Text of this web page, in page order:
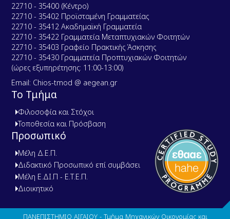
22710 - 35400 (Κέντρο)
22710 - 35402 Προϊσταμένη Γραμματείας
22710 - 35412 Ακαδημαϊκή Γραμματεία
22710 - 35422 Γραμματεία Μεταπτυχιακών Φοιτητών
22710 - 35403 Γραφείο Πρακτικής Άσκησης
22710 - 35430 Γραμματεία Προπτυχιακών Φοιτητών
(ώρες εξυπηρέτησης: 11:00-13:00)
Email: Chios-tmod @ aegean.gr
Το Τμήμα
Φιλοσοφία και Στόχοι
Τοποθεσία και Πρόσβαση
Προσωπικό
Μέλη Δ.Ε.Π.
Διδακτικό Προσωπικό επί συμβάσει
Μέλη Ε.ΔΙ.Π - Ε.Τ.Ε.Π.
Διοικητικό
ΠΑΝΕΠΙΣΤΗΜΙΟ ΑΙΓΑΙΟΥ - Τμήμα Μηχανικών Οικονομίας και